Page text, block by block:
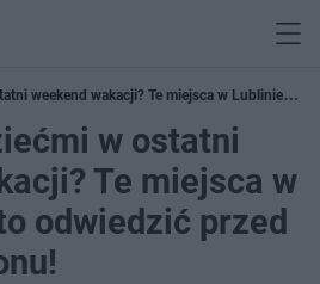
weekend wakacji? Te miejsca w Lublinie
w ostatni
Te miejsca w
odwiedzić przed